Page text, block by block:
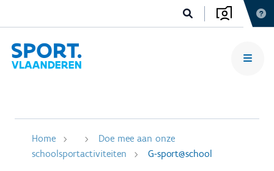
Home
Doe mee aan onze
schoolsportactiviteiten
G-sport@school